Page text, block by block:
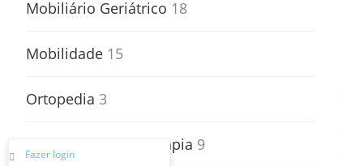
Mobiliário Geriátrico 18
Mobilidade 15
Ortopedia 3
Produtos de Fisioterapia 9
Fazer login